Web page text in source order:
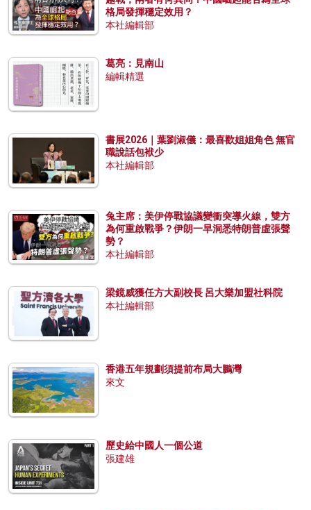
格局發揮穩定效用？
本社編輯部
葛亮：見南山
編輯精選
書展2026｜葉劉淑儀：最喜歡姐姐角色 無官
職說話包袱少
本社編輯部
兔主席：美伊停戰協議變衝突導火線，雙方
為何重啟戰爭？伊朗一早洞悉特朗普虛張聲
勢？
本社編輯部
梁鏡威獲任方大副校長 呂大樂加盟社科院
本社編輯部
香港五年規劃須提前布局大鵬灣
來文
歷史給中國人一個公道
張建雄